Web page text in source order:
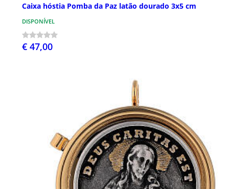
Caixa hóstia Pomba da Paz latão dourado 3x5 cm
DISPONÍVEL
€ 47,00